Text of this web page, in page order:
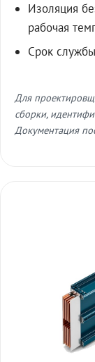
Изоляция
рабочая
Срок
Для
сборки,
Документация